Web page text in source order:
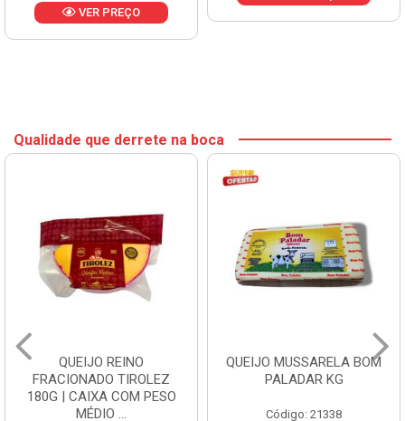
VER PREÇO
Qualidade que derrete na boca
QUEIJO REINO
FRACIONADO TIROLEZ
180G | CAIXA COM PESO
MÉDIO ...
QUEIJO MUSSARELA BOM
PALADAR KG
Código: 21338